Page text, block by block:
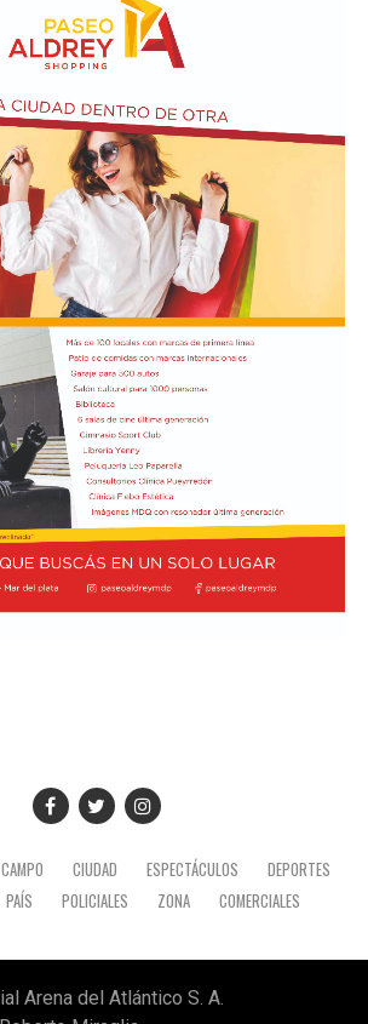
CAMPO CIUDAD ESPECTÁCULOS
DEPORTES
PAÍS POLICIALES ZONA COMERCIALES
Arena del Atlántico S. A.